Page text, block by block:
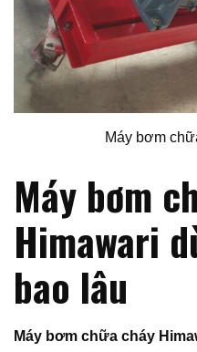
Máy bơm
Máy bơm
Himawari
bao lâu
Máy bơm chữa cháy